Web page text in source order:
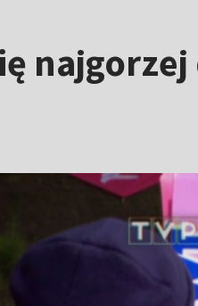
najgorzej